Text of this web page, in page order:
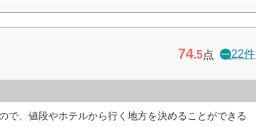
74.5点 22件
で、値段やホテルから行く地方を決めることができる